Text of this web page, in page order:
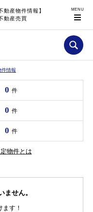
動産物件情報】
動産売買
件情報
0 件
0 件
0 件
物件とは
ません。
す！